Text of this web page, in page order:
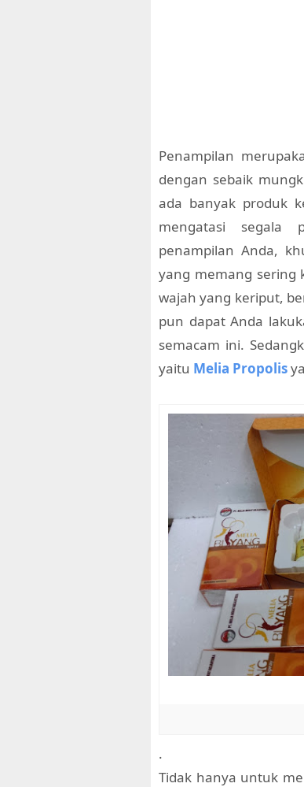
Penampilan
dengan sebaik
ada banyak produk
mengatasi segala
penampilan Anda,
yang memang sering
wajah yang keriput,
pun dapat Anda
semacam ini.
yaitu Melia Propolis
.
Tidak hanya untuk